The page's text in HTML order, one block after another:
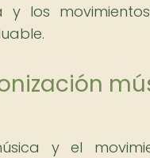
los
y el